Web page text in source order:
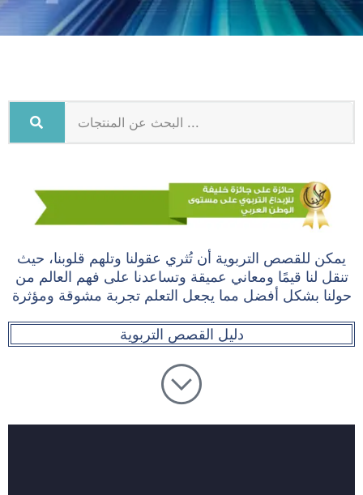
يمكن للقصص التربوية أن تُثري عقولنا وتلهم قلوبنا، حيث
تنقل لنا قيمًا ومعاني عميقة وتساعدنا على فهم العالم من
حولنا بشكل أفضل مما يجعل التعلم تجربة مشوقة ومؤثرة
دليل القصص التربوية